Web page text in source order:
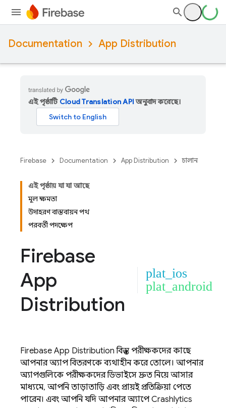
Documentation App Distribution
এই পৃষ্ঠাটি Cloud Translation APIঅনুবাদ করেছে।
Firebase Documentation App Distribution চালান
এই পৃষ্ঠায় যা যা আছে
মূল ক্ষমতা
উদাহরণ বাস্তবায়ন পথ
পরবর্তী পদক্ষেপ
Firebase
App
Distribution
plat_ios
plat_android
Firebase App Distribution বিশ্বস্ত পরীক্ষকদের কাছে
আপনার অ্যাপ বিতরণকে ব্যথাহীন করে তোলে। আপনার
অ্যাপগুলিকে পরীক্ষকদের ডিভাইসে দ্রুত নিয়ে আসার
মাধ্যমে, আপনি তাড়াতাড়ি এবং প্রায়ই প্রতিক্রিয়া পেতে
পারেন। এবং আপনি যদি আপনার অ্যাপেCrashlytics